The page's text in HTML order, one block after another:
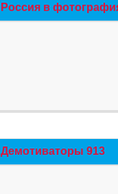
Россия в
Демотиваторы 913